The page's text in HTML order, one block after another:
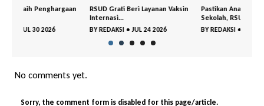
RSUD Grati Beri Layanan Vaksin
BYREDAKSI JUL 24 2026
Pastikan Anak Sehat Masuk
BYREDAKSI JUL 01 2026
No comments yet.
Sorry, the comment form is disabled for this page/article.